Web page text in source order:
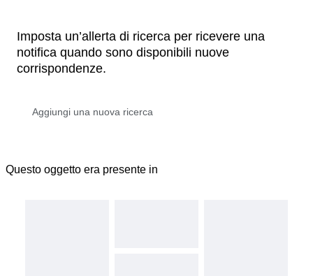
Imposta un’allerta di ricerca per ricevere una
notifica quando sono disponibili nuove
corrispondenze.
Questo oggetto era presente in